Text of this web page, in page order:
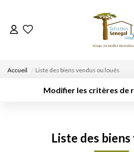
ACCUEIL
DÉPOSEZ VOTRE
Accueil Liste des biens vendus ou loués
Modifier les critères de
Budget max
Liste des